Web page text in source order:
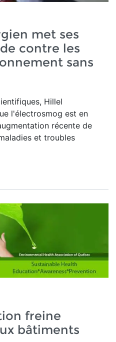
met ses
contre les
sans
Hillel
l'électrosmog est en
récente de
et troubles
freine
bâtiments